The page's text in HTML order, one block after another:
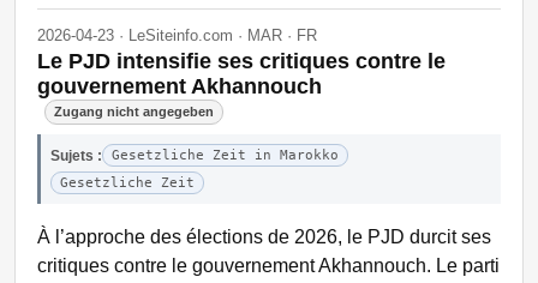
2026-04-23 · LeSiteinfo.com · MAR · FR
Le PJD intensifie ses critiques contre le
gouvernement Akhannouch
Zugang nicht angegeben
Sujets :
Gesetzliche Zeit in Marokko
Gesetzliche Zeit
À l’approche des élections de 2026, le PJD durcit ses
critiques contre le gouvernement Akhannouch. Le parti